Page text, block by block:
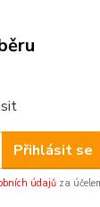
Přihlásit se
údajů za